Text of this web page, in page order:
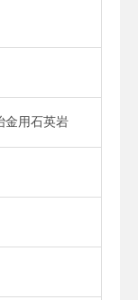
金用石英岩